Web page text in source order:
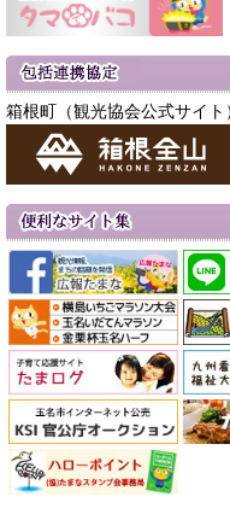
箱根町（観光協会公式サイト